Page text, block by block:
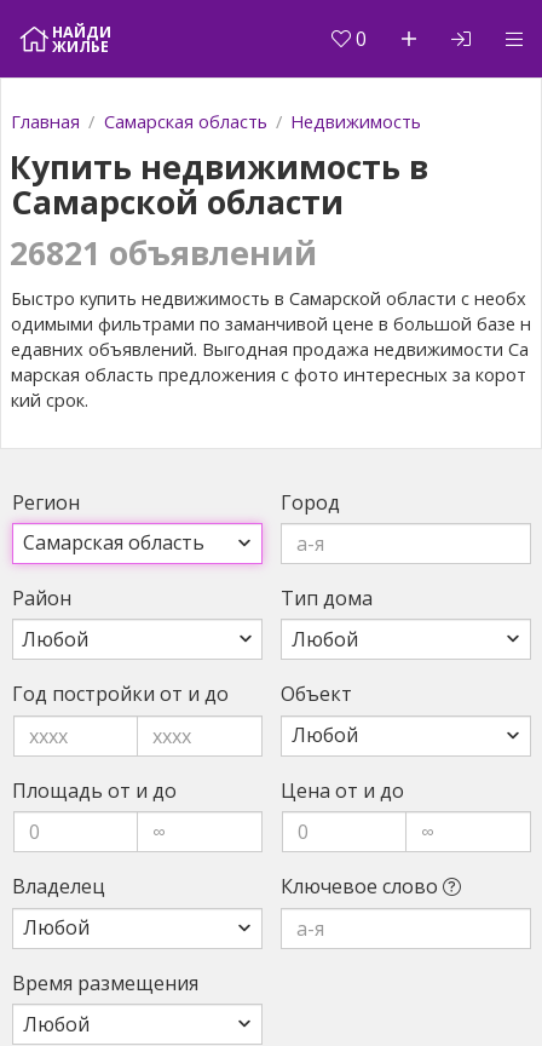
НАЙДИ
ЖИЛЬЕ 0
Главная Самарская область Недвижимость
Купить недвижимость в
Самарской области
26821 объявлений
Быстро купить недвижимость в Самарской области с необх
одимыми фильтрами по заманчивой цене в большой базе н
едавних объявлений. Выгодная продажа недвижимости Са
марская область предложения с фото интересных за корот
кий срок.
Ре­ги­он Го­род
Рай­он
Любой
Тип до­ма
Год пос­трой­ки от и до Объ­ект
Пло­щадь от и до Це­на от и до
Вла­делец Клю­чевое сло­во
Вре­мя раз­ме­щения